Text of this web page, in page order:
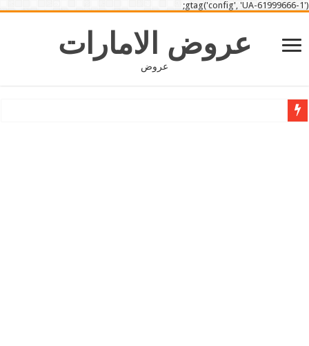
gtag('config', 'UA-61999666-1');
عروض الامارات
عروض